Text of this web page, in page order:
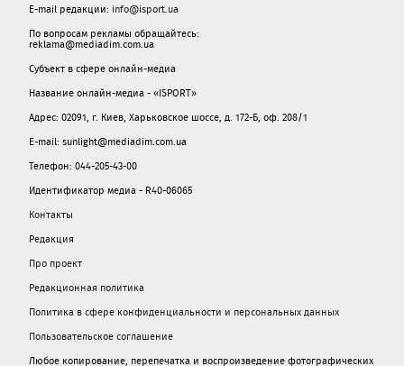
E-mail редакции: info@isport.ua
По вопросам рекламы обращайтесь:
reklama@mediadim.com.ua
Субъект в сфере онлайн-медиа
Название онлайн-медиа - «ISPORT»
Адрес: 02091, г. Киев, Харьковское шоссе, д. 172-Б, оф. 208/1
E-mail: sunlight@mediadim.com.ua
Телефон: 044-205-43-00
Идентификатор медиа - R40-06065
Контакты
Редакция
Про проект
Редакционная политика
Политика в сфере конфиденциальности и персональных данных
Пользовательское соглашение
Любое копирование, перепечатка и воспроизведение фотографических